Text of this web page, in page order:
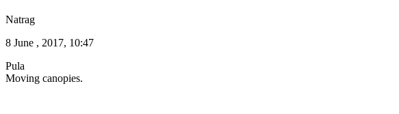
Natrag
8 June , 2017, 10:47
Pula
Moving canopies.